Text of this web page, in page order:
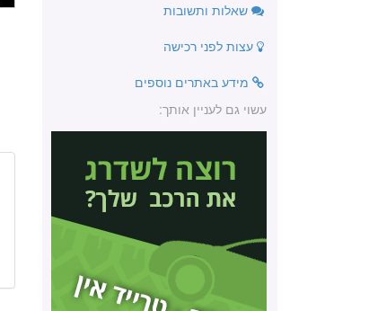
שאלות ותשובות
עצות לפני רכישה
מידע באתרים נוספים
עשוי גם לעניין אותך: